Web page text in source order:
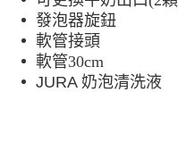
發泡器旋鈕
軟管接頭
軟管30cm
JURA 奶泡清洗液